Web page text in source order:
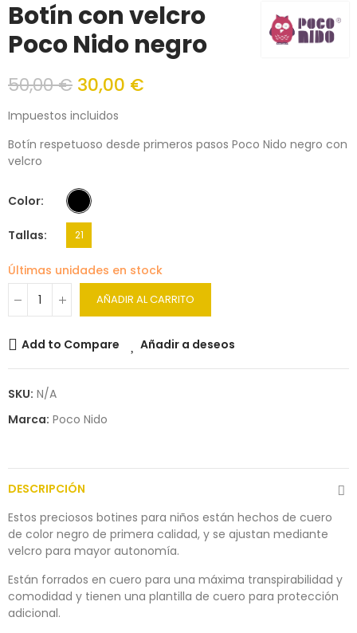
Botín con velcro
Poco Nido negro
50,00 € 30,00 €
Impuestos incluidos
Botín respetuoso desde primeros pasos Poco Nido negro con
velcro
Color
Tallas 21
Últimas unidades en stock
AÑADIR AL CARRITO
Add to Compare Añadir a deseos
SKU: N/A
Marca: Poco Nido
DESCRIPCIÓN
Estos preciosos botines para niños están hechos de cuero
de color negro de primera calidad, y se ajustan mediante
velcro para mayor autonomía.
Están forrados en cuero para una máxima transpirabilidad y
comodidad y tienen una plantilla de cuero para protección
adicional.